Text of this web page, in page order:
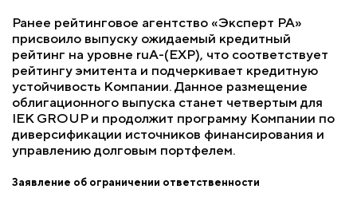
Ранее рейтинговое агентство «Эксперт РА»
присвоило выпуску ожидаемый кредитный
рейтинг на уровне ruA-(EXP), что соответствует
рейтингу эмитента и подчеркивает кредитную
устойчивость Компании. Данное размещение
облигационного выпуска станет четвертым для
IEK GROUP и продолжит программу Компании по
диверсификации источников финансирования и
управлению долговым портфелем.
Заявление об ограничении ответственности